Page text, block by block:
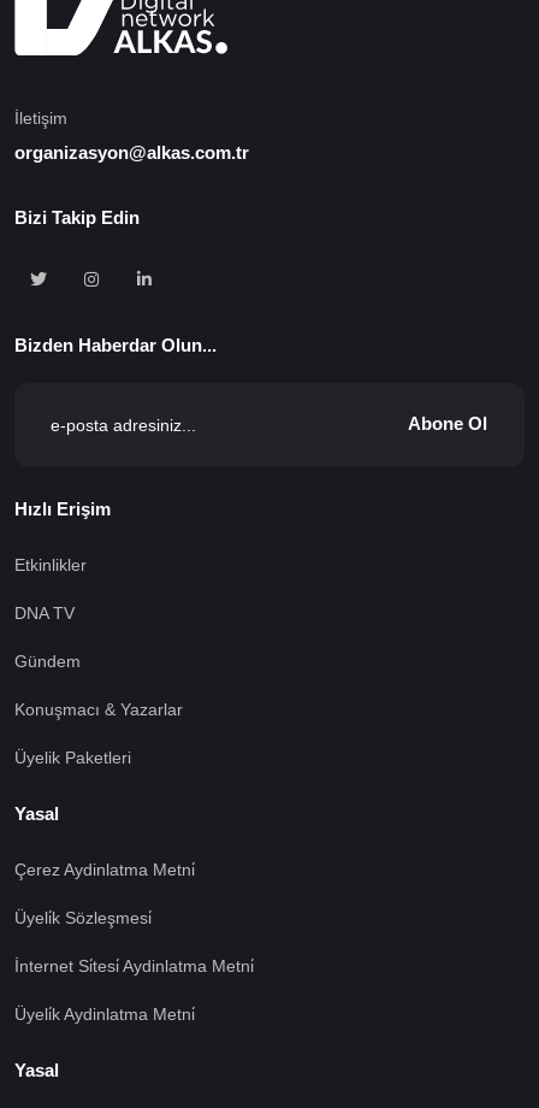
İletişim
organizasyon@alkas.com.tr
Bizi Takip Edin
Bizden Haberdar Olun...
Abone Ol
Hızlı Erişim
Etkinlikler
DNA TV
Gündem
Konuşmacı & Yazarlar
Üyelik Paketleri
Yasal
Çerez Aydinlatma Metni̇
Üyeli̇k Sözleşmesi̇
İnternet Si̇tesi̇ Aydinlatma Metni̇
Üyeli̇k Aydinlatma Metni̇
Yasal